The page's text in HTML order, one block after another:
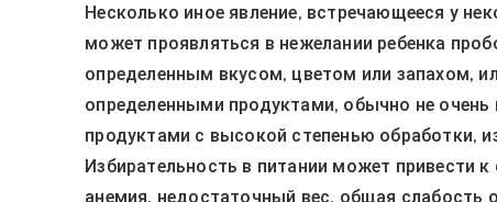
Несколько иное явление, встречающееся у
может проявляться в нежелании ребенка
определенным вкусом, цветом или запахом,
определенными продуктами, обычно не
продуктами с высокой степенью обработки,
Избирательность в питании может привести
анемия, недостаточный вес, общая слабость